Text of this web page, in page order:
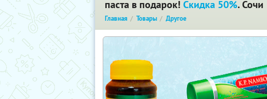
паста в подарок! Скидка 50%. Сочи
Главная Товары Другое